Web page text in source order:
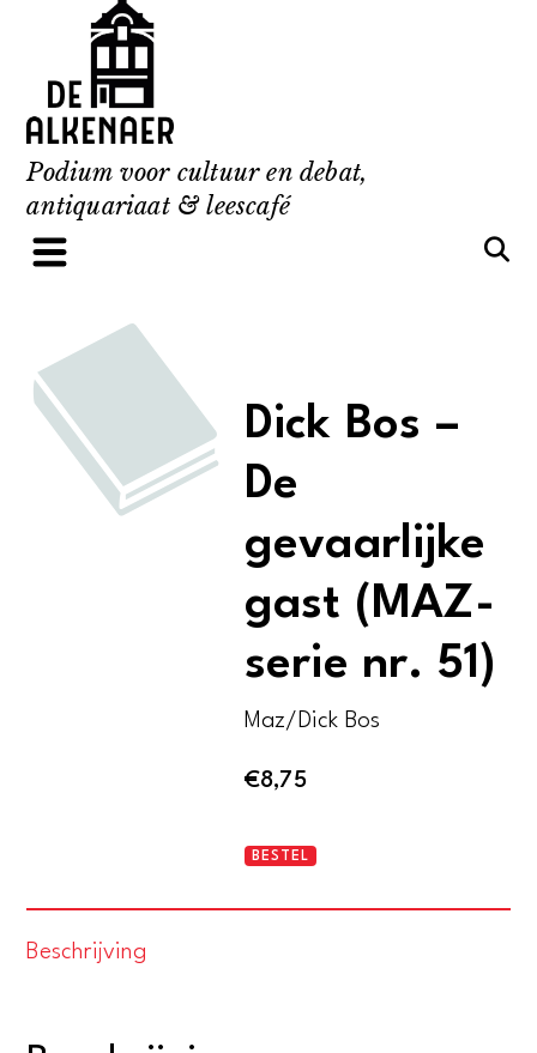
content
Podium voor cultuur en debat,
antiquariaat & leescafé
Dick Bos –
De
gevaarlijke
gast (MAZ-
serie nr. 51)
Maz/Dick Bos
€8,75
Dick
BESTEL
Beschrijving